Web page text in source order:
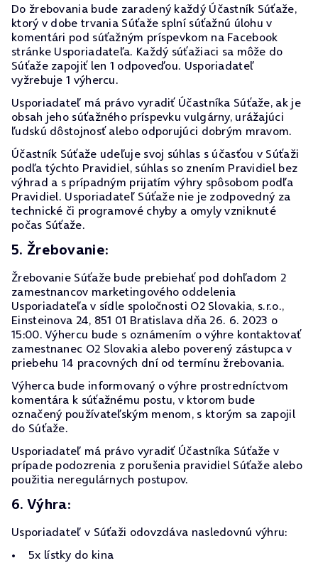
Do žrebovania bude zaradený každý Účastník Súťaže,
ktorý v dobe trvania Súťaže splní súťažnú úlohu v
komentári pod súťažným príspevkom na Facebook
stránke Usporiadateľa. Každý súťažiaci sa môže do
Súťaže zapojiť len 1 odpoveďou. Usporiadateľ
vyžrebuje 1 výhercu.
Usporiadateľ má právo vyradiť Účastníka Súťaže, ak je
obsah jeho súťažného príspevku vulgárny, urážajúci
ľudskú dôstojnosť alebo odporujúci dobrým mravom.
Účastník Súťaže udeľuje svoj súhlas s účasťou v Súťaži
podľa týchto Pravidiel, súhlas so znením Pravidiel bez
výhrad a s prípadným prijatím výhry spôsobom podľa
Pravidiel. Usporiadateľ Súťaže nie je zodpovedný za
technické či programové chyby a omyly vzniknuté
počas Súťaže.
5. Žrebovanie:
Žrebovanie Súťaže bude prebiehať pod dohľadom 2
zamestnancov marketingového oddelenia
Usporiadateľa v sídle spoločnosti O2 Slovakia, s.r.o.,
Einsteinova 24, 851 01 Bratislava dňa 26. 6. 2023 o
15:00. Výhercu bude s oznámením o výhre kontaktovať
zamestnanec O2 Slovakia alebo poverený zástupca v
priebehu 14 pracovných dní od termínu žrebovania.
Výherca bude informovaný o výhre prostredníctvom
komentára k súťažnému postu, v ktorom bude
označený používateľským menom, s ktorým sa zapojil
do Súťaže.
Usporiadateľ má právo vyradiť Účastníka Súťaže v
prípade podozrenia z porušenia pravidiel Súťaže alebo
použitia neregulárnych postupov.
6. Výhra:
Usporiadateľ v Súťaži odovzdáva nasledovnú výhru:
5x lístky do kina